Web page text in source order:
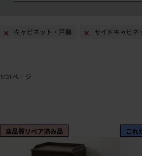
キャビネット・戸棚 サイドキャビネ
1/31ページ
高品質リペア済み品 これ